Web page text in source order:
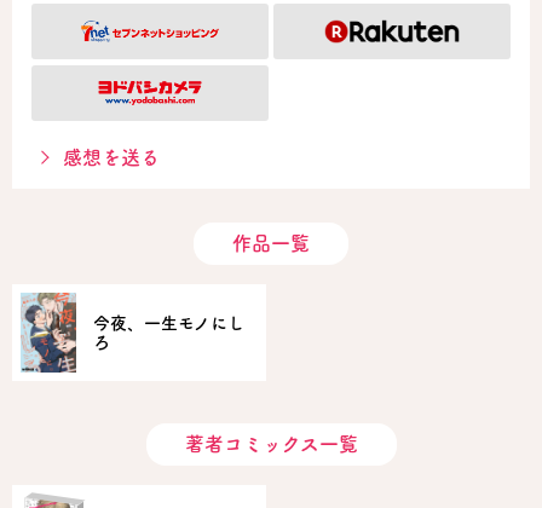
感想を送る
作品一覧
今夜、一生モノにし
ろ
著者コミックス一覧